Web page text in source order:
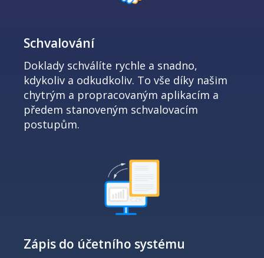
Schvalování
Doklady schválíte rychle a snadno,
kdykoliv a odkudkoliv. To vše díky našim
chytrým a propracovaným aplikacím a
předem stanoveným schvalovacím
postupům.
Zápis do účetního systému